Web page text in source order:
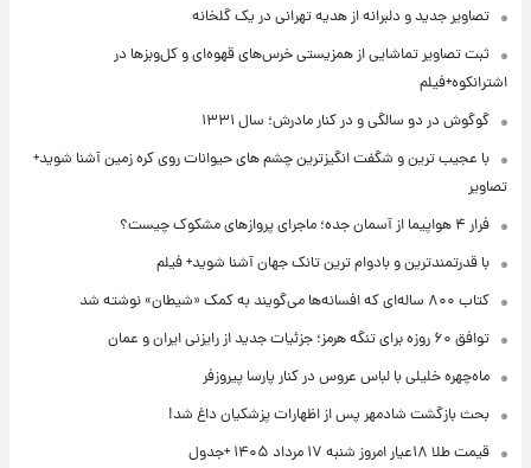
تصاویر جدید و دلبرانه از هدیه تهرانی در یک گلخانه
ثبت تصاویر تماشایی از همزیستی خرس‌های قهوه‌ای و کل‌وبزها در
اشترانکوه+فیلم
گوگوش در دو سالگی و در کنار مادرش؛ سال ۱۳۳۱
با عجیب ترین و شگفت انگیزترین چشم های حیوانات روی کره زمین آشنا شوید+
تصاویر
فرار ۴ هواپیما از آسمان جده؛ ماجرای پروازهای مشکوک چیست؟
با قدرتمندترین و بادوام ترین تانک جهان آشنا شوید+ فیلم
کتاب ۸۰۰ ساله‌ای که افسانه‌ها می‌گویند به کمک «شیطان» نوشته شد
توافق ۶۰ روزه برای تنگه هرمز؛ جزئیات جدید از رایزنی ایران و عمان
ماه‌چهره خلیلی با لباس عروس در کنار پارسا پیروزفر
بحث بازگشت شادمهر پس از اظهارات پزشکیان داغ شد!
قیمت طلا ۱۸عیار امروز شنبه ۱۷ مرداد ۱۴۰۵ +جدول